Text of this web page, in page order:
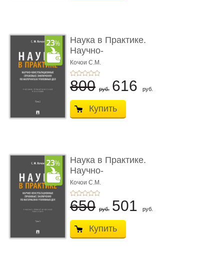
Наука в Практике.
Научно-
консультационные (пра
...
Кочои С.М.
800 руб. 616 руб.
Купить
Наука в Практике.
Научно-
консультационные (пра
...
Кочои С.М.
650 руб. 501 руб.
Купить